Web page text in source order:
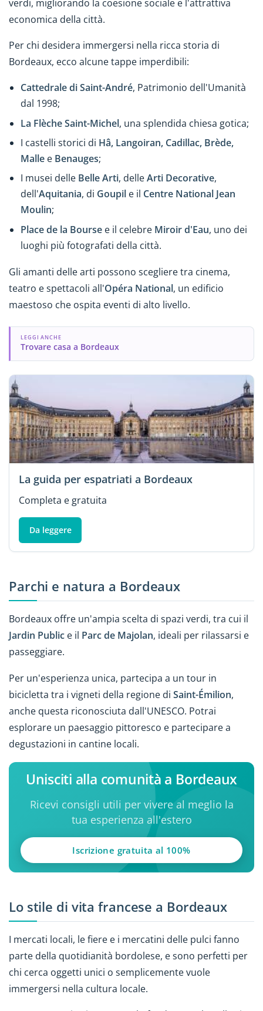
verdi, migliorando la coesione sociale e l'attrattiva
economica della città.
Per chi desidera immergersi nella ricca storia di
Bordeaux, ecco alcune tappe imperdibili:
Cattedrale di Saint-André, Patrimonio dell'Umanità
dal 1998;
La Flèche Saint-Michel, una splendida chiesa gotica;
I castelli storici di Hâ, Langoiran, Cadillac, Brède,
Malle e Benauges;
I musei delle Belle Arti, delleArti Decorative,
dell'Aquitania, di Goupil e il Centre National Jean
Moulin;
Place de la Bourse e il celebre Miroir d'Eau, uno dei
luoghi più fotografati della città.
Gli amanti delle arti possono scegliere tra cinema,
teatro e spettacoli all'Opéra National, un edificio
maestoso che ospita eventi di alto livello.
LEGGI ANCHE
Trovare casa a Bordeaux
La guida per espatriati a Bordeaux
Completa e gratuita
Da leggere
Parchi e natura a Bordeaux
Bordeaux offre un'ampia scelta di spazi verdi, tra cui il
Jardin Public e il Parc de Majolan, ideali per rilassarsi e
passeggiare.
Per un'esperienza unica, partecipa a un tour in
bicicletta tra i vigneti della regione di Saint-Émilion,
anche questa riconosciuta dall'UNESCO. Potrai
esplorare un paesaggio pittoresco e partecipare a
degustazioni in cantine locali.
Unisciti alla comunità a Bordeaux
Ricevi consigli utili per vivere al meglio la
tua esperienza all'estero
Iscrizione gratuita al 100%
Lo stile di vita francese a Bordeaux
I mercati locali, le fiere e i mercatini delle pulci fanno
parte della quotidianità bordolese, e sono perfetti per
chi cerca oggetti unici o semplicemente vuole
immergersi nella cultura locale.